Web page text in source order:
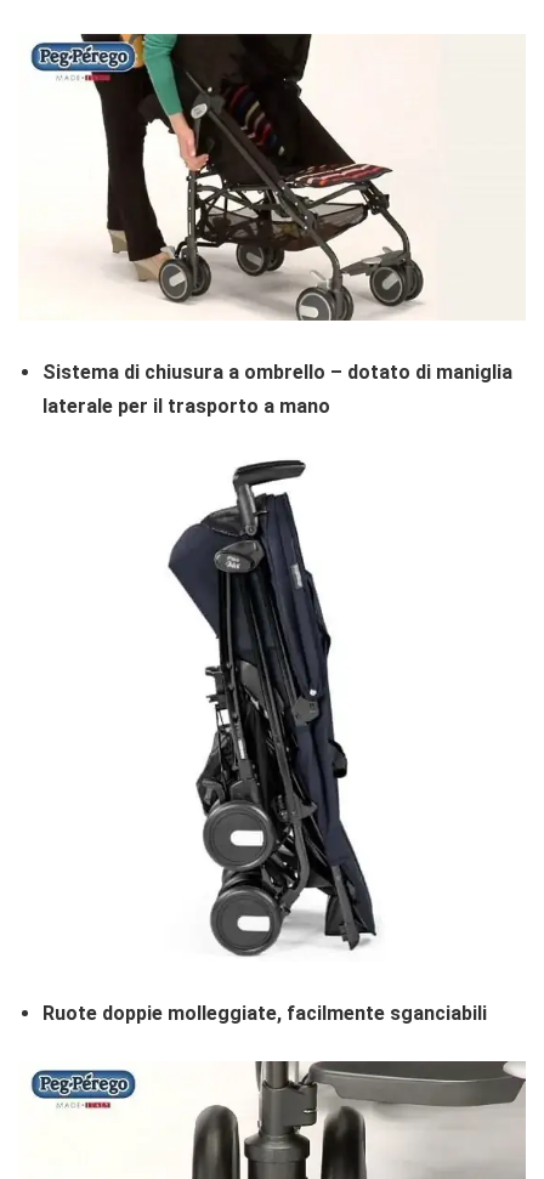
Sistema di chiusura a ombrello – dotato di maniglia
laterale per il trasporto a mano
Ruote doppie molleggiate, facilmente sganciabili